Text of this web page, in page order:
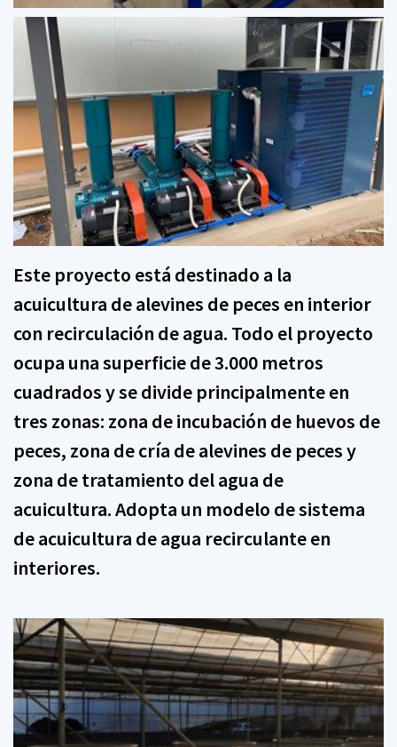
Este proyecto está destinado a la
acuicultura de alevines de peces en interior
con recirculación de agua. Todo el proyecto
ocupa una superficie de 3.000 metros
cuadrados y se divide principalmente en
tres zonas: zona de incubación de huevos de
peces, zona de cría de alevines de peces y
zona de tratamiento del agua de
acuicultura. Adopta un modelo de sistema
de acuicultura de agua recirculante en
interiores.